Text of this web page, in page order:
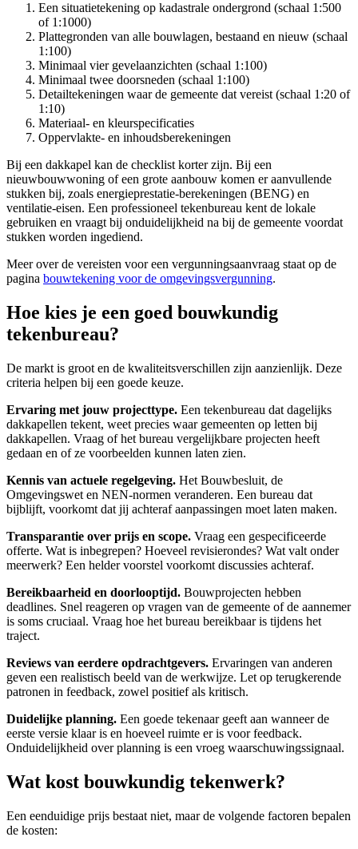
Een situatietekening op kadastrale ondergrond (schaal 1:500
of 1:1000)
Plattegronden van alle bouwlagen, bestaand en nieuw (schaal
1:100)
Minimaal vier gevelaanzichten (schaal 1:100)
Minimaal twee doorsneden (schaal 1:100)
Detailtekeningen waar de gemeente dat vereist (schaal 1:20 of
1:10)
Materiaal- en kleurspecificaties
Oppervlakte- en inhoudsberekeningen
Bij een dakkapel kan de checklist korter zijn. Bij een
nieuwbouwwoning of een grote aanbouw komen er aanvullende
stukken bij, zoals energieprestatie-berekeningen (BENG) en
ventilatie-eisen. Een professioneel tekenbureau kent de lokale
gebruiken en vraagt bij onduidelijkheid na bij de gemeente voordat
stukken worden ingediend.
Meer over de vereisten voor een vergunningsaanvraag staat op de
pagina bouwtekening voor de omgevingsvergunning.
Hoe kies je een goed bouwkundig
tekenbureau?
De markt is groot en de kwaliteitsverschillen zijn aanzienlijk. Deze
criteria helpen bij een goede keuze.
Ervaring met jouw projecttype. Een tekenbureau dat dagelijks
dakkapellen tekent, weet precies waar gemeenten op letten bij
dakkapellen. Vraag of het bureau vergelijkbare projecten heeft
gedaan en of ze voorbeelden kunnen laten zien.
Kennis van actuele regelgeving. Het Bouwbesluit, de
Omgevingswet en NEN-normen veranderen. Een bureau dat
bijblijft, voorkomt dat jij achteraf aanpassingen moet laten maken.
Transparantie over prijs en scope. Vraag een gespecificeerde
offerte. Wat is inbegrepen? Hoeveel revisierondes? Wat valt onder
meerwerk? Een helder voorstel voorkomt discussies achteraf.
Bereikbaarheid en doorlooptijd. Bouwprojecten hebben
deadlines. Snel reageren op vragen van de gemeente of de aannemer
is soms cruciaal. Vraag hoe het bureau bereikbaar is tijdens het
traject.
Reviews van eerdere opdrachtgevers. Ervaringen van anderen
geven een realistisch beeld van de werkwijze. Let op terugkerende
patronen in feedback, zowel positief als kritisch.
Duidelijke planning. Een goede tekenaar geeft aan wanneer de
eerste versie klaar is en hoeveel ruimte er is voor feedback.
Onduidelijkheid over planning is een vroeg waarschuwingssignaal.
Wat kost bouwkundig tekenwerk?
Een eenduidige prijs bestaat niet, maar de volgende factoren bepalen
de kosten: